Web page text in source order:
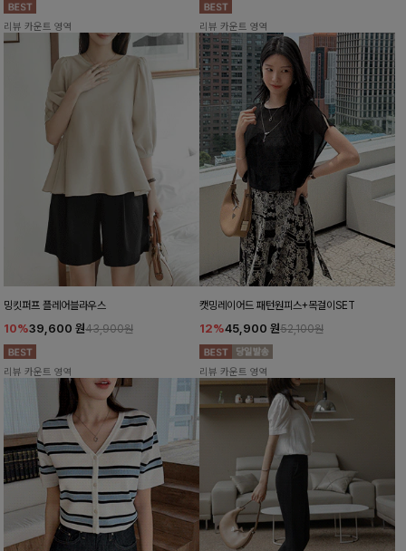
리뷰 카운트 영역 리뷰 카운트 영역
밍킷퍼프 플레어블라우스
10%39,600 원43,900원
리뷰 카운트 영역
캣밍레이어드 패턴원피스+목걸이SET
12%45,900 원52,100원
리뷰 카운트 영역